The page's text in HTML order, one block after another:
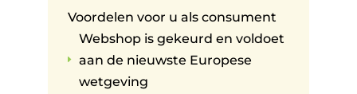
Voordelen voor u als consument
E
Webshop is gekeurd en voldoet
aan de nieuwste Europese
wetgeving